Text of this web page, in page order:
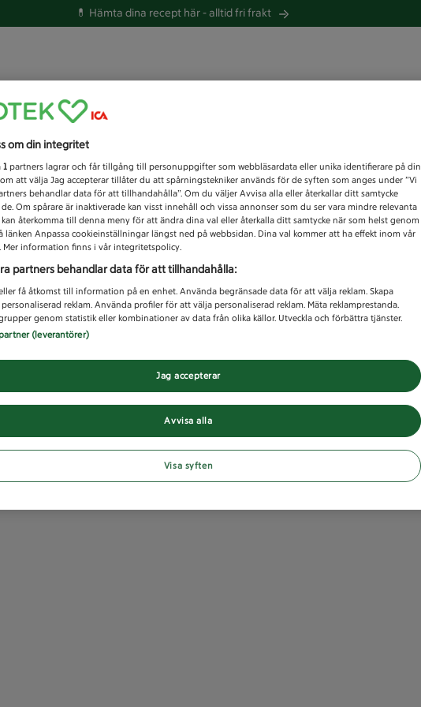
💊 Hämta dina recept här -alltid fri frakt
du efter idag?
Unknown error
om din integritet
1 partners lagrar och får tillgång till personuppgifter som webbläsardata eller unika identifierare på din
att välja Jag accepterar tillåter du att spårningstekniker används för de syften som anges under ”Vi
behandlar data för att tillhandahålla”. Om du väljer Avvisa alla eller återkallar ditt samtycke
Om spårare är inaktiverade kan visst innehåll och vissa annonser som du ser vara mindre relevanta
återkomma till denna meny för att ändra dina val eller återkalla ditt samtycke när som helst genom
länken Anpassa cookieinställningar längst ned på webbsidan. Dina val kommer att ha effekt inom vår
Mer information finns i vår integritetspolicy.
partners behandlar data för att tillhandahålla:
få åtkomst till information på en enhet. Använda begränsade data för att välja reklam. Skapa
reklam. Använda profiler för att välja personaliserad reklam. Mäta reklamprestanda.
genom statistik eller kombinationer av data från olika källor. Utveckla och förbättra tjänster.
(leverantörer)
Avvisa alla
Jag accepterar
Visa syften